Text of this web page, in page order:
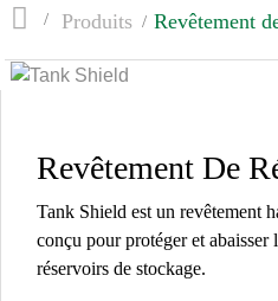
> Produits > Revêtement
Revêtement De
Tank Shield est un revêtement
conçu pour protéger et abaisser
réservoirs de stockage.